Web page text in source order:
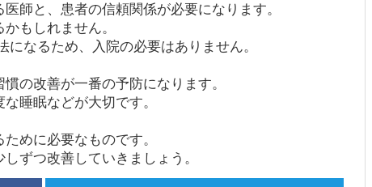
師と、患者の信頼関係が必要になります。
もしれません。
なるため、入院の必要はありません。
の改善が一番の予防になります。
睡眠などが大切です。
めに必要なものです。
ずつ改善していきましょう。